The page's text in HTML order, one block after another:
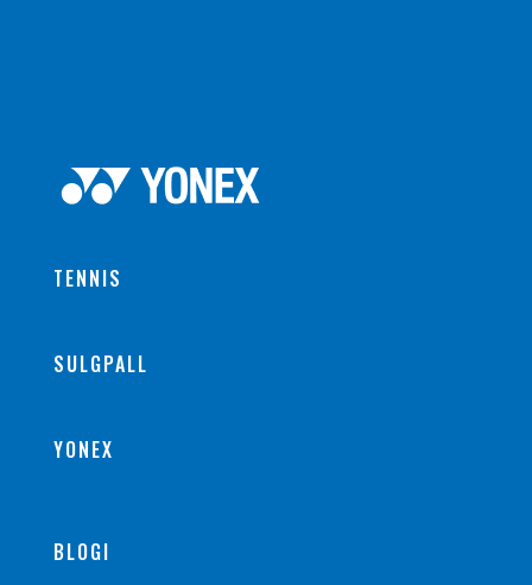
TENNIS
SULGPALL
YONEX
BLOGI